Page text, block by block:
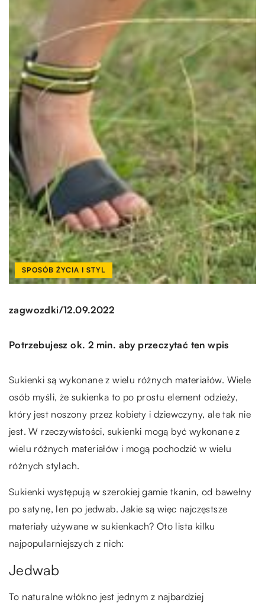
SPOSÓB ŻYCIA I STYL
zagwozdki/12.09.2022
Potrzebujesz ok. 2 min. aby przeczytać ten wpis
Sukienki są wykonane z wielu różnych materiałów. Wiele
osób myśli, że sukienka to po prostu element odzieży,
który jest noszony przez kobiety i dziewczyny, ale tak nie
jest. W rzeczywistości, sukienki mogą być wykonane z
wielu różnych materiałów i mogą pochodzić w wielu
różnych stylach.
Sukienki występują w szerokiej gamie tkanin, od bawełny
po satynę, len po jedwab. Jakie są więc najczęstsze
materiały używane w sukienkach? Oto lista kilku
najpopularniejszych z nich:
Jedwab
To naturalne włókno jest jednym z najbardziej